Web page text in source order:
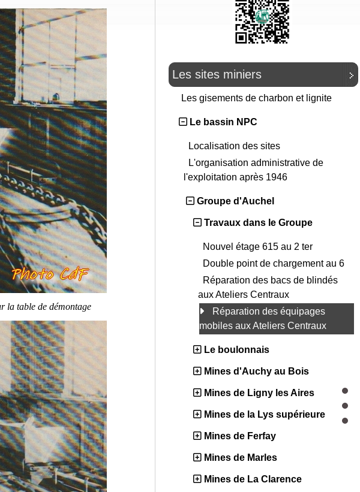
la table de démontage
Les sites miniers
Les gisements de charbon et lignite
Le bassin NPC
Localisation des sites
L'organisation administrative de
l'exploitation après 1946
Groupe d'Auchel
Travaux dans le Groupe
Nouvel étage 615 au 2 ter
Double point de chargement au 6
Réparation des bacs de blindés
aux Ateliers Centraux
Réparation des équipages
mobiles aux Ateliers Centraux
Le boulonnais
Mines d'Auchy au Bois
Mines de Ligny les Aires
Mines de la Lys supérieure
Mines de Ferfay
Mines de Marles
Mines de La Clarence